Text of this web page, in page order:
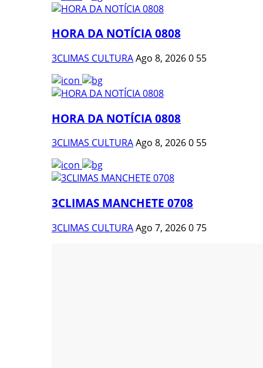
HORA DA NOTÍCIA 0808
3CLIMAS CULTURAAgo 8, 20260 55
HORA DA NOTÍCIA 0808
3CLIMAS CULTURAAgo 8, 20260 55
3CLIMAS MANCHETE 0708
3CLIMAS CULTURAAgo 7, 2026075